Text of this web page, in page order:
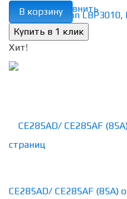
избранное сравнить
В корзину
Хит!
CE285AD/ CE285AF (85A)